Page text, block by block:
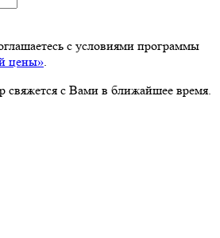
с условиями программы
цены».
с Вами в ближайшее время.